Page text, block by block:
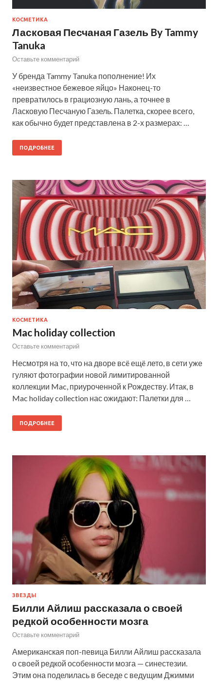
КОСМЕТИКА
Ласковая Песчаная Газель By Tammy
Tanuka
Оставьте комментарий
У бренда Tammy Tanuka пополнение! Их
«неизвестное бежевое яйцо» Наконец-то
превратилось в грациозную лань, а точнее в
Ласковую Песчаную Газель. Палетка, скорее всего,
как обычно будет представлена в 2-х размерах: …
ПОДРОБНЕЕ
КОСМЕТИКА
Mac holiday collection
Оставьте комментарий
Несмотря на то, что на дворе всë ещë лето, в сети уже
гуляют фотографии новой лимитированной
коллекции Mac, приуроченной к Рождеству. Итак, в
Mac holiday collection нас ожидают: Палетки для …
ПОДРОБНЕЕ
ЗВЕЗДЫ
Билли Айлиш рассказала о своей
редкой особенности мозга
Оставьте комментарий
Американская поп-певица Билли Айлиш рассказала
о своей редкой особенности мозга — синестезии.
Этим она поделилась в беседе с ведущим Джимми